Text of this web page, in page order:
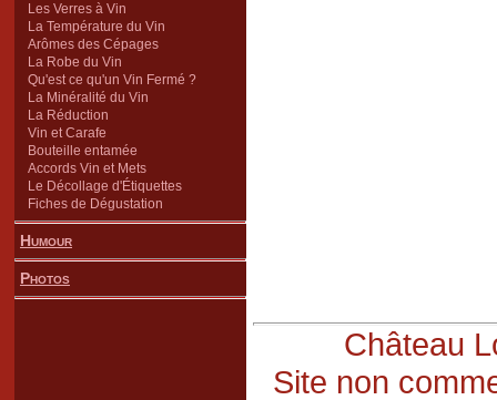
Les Verres à Vin
La Température du Vin
Arômes des Cépages
La Robe du Vin
Qu'est ce qu'un Vin Fermé ?
La Minéralité du Vin
La Réduction
Vin et Carafe
Bouteille entamée
Accords Vin et Mets
Le Décollage d'Étiquettes
Fiches de Dégustation
Humour
Photos
Château
Site non